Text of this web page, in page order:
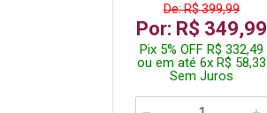
De: R$ 399,99
Por: R$ 349,99
Pix 5% OFF R$ 332,49
ou em até 6x R$ 58,33
Sem Juros